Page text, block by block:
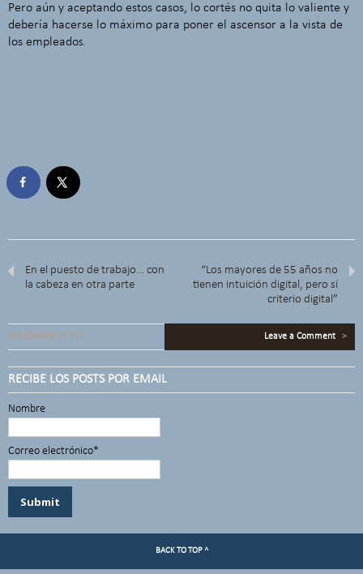
Pero aún y aceptando estos casos, lo cortés no quita lo valiente y
debería hacerse lo máximo para poner el ascensor a la vista de
los empleados.
En el puesto de trabajo… con
la cabeza en otra parte
“Los mayores de 55 años no
tienen intuición digital, pero sí
criterio digital”
NO COMMENT YET Leave a Comment >
RECIBE LOS POSTS POR EMAIL
Nombre
Correo electrónico*
BACK TO TOP ^